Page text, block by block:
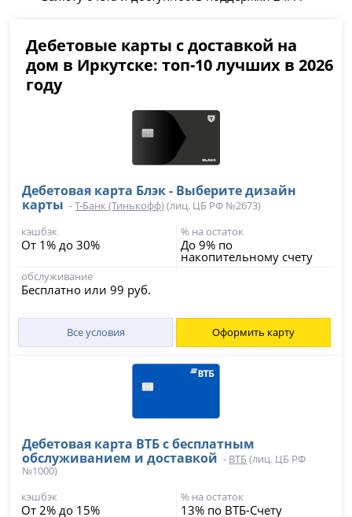
Дебетовые карты с доставкой на
дом в Иркутске: топ-10 лучших в 2026
году
Дебетовая карта Блэк - Выберите дизайн
карты -Т-Банк (Тинькофф)(лиц. ЦБ РФ №2673)
кэшбэк
От 1% до 30%
% на остаток
До 9% по
накопительному счету
обслуживание
Бесплатно или 99 руб.
Все условия Оформить карту
Дебетовая карта ВТБ с бесплатным
обслуживанием и доставкой - ВТБ(лиц. ЦБ РФ
№1000)
кэшбэк
От 2% до 15%
% на остаток
13% по ВТБ-Счету